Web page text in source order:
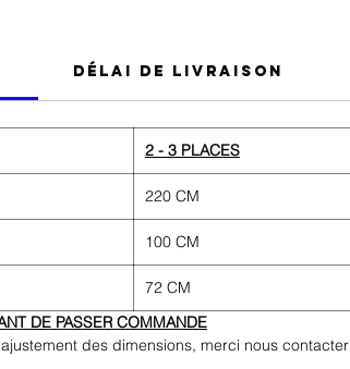
Délai de Livraison
2 - 3 PLACES
220 CM
100 CM
72 CM
DE PASSER COMMANDE
des dimensions, merci nous contacter